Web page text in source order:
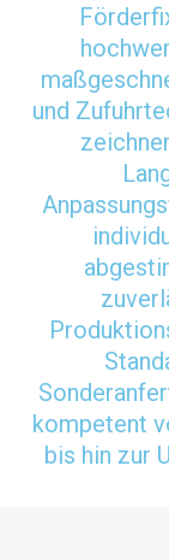
und
kompetent
bis hin zur